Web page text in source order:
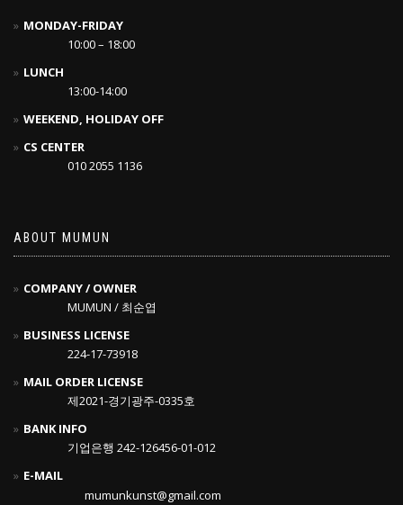
MONDAY-FRIDAY
10:00 – 18:00
LUNCH
13:00-14:00
WEEKEND, HOLIDAY OFF
CS CENTER
010 2055 1136
ABOUT MUMUN
COMPANY / OWNER
MUMUN / 최순엽
BUSINESS LICENSE
224-17-73918
MAIL ORDER LICENSE
제2021-경기광주-0335호
BANK INFO
기업은행 242-126456-01-012
E-MAIL
mumunkunst@gmail.com